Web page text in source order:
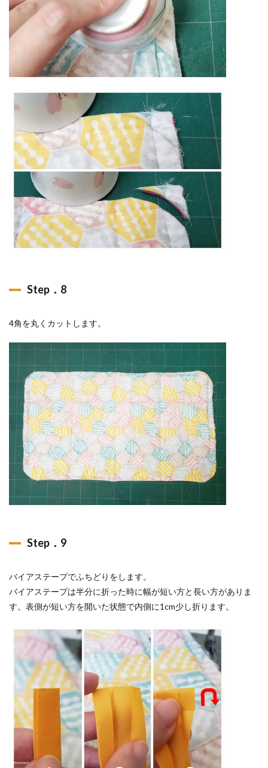
Step．8
4角を丸くカットします。
Step．9
バイアステープでふちどりをします。
バイアステープは半分に折った時に幅が短い方と長い方がありま
す。表側が短い方を開いた状態で内側に1cm少し折ります。